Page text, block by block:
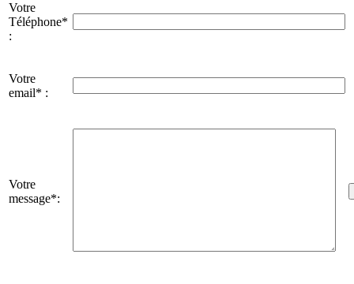
Votre
Téléphone*
:
Votre
email* :
Votre
message*: